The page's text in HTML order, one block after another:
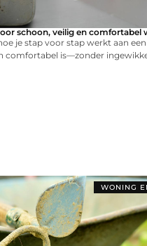
schoon, veilig en comfortabel
je stap voor stap werkt aan
comfortabel is—zonder
WONING